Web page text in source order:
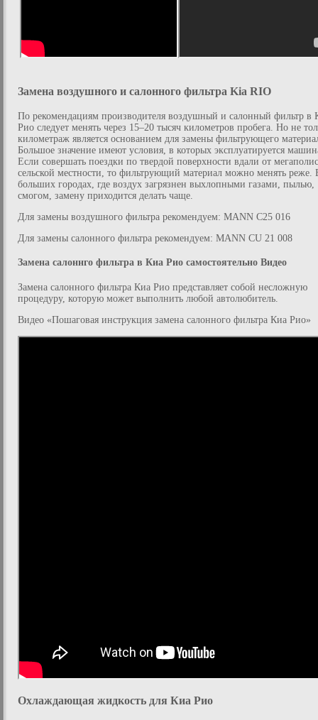
Замена воздушного и салонного фильтра Kia RIO
По рекомендациям производителя воздушный и салонный фильтр в
Рио следует менять через 15–20 тысяч километров пробега. Но не
километраж является основанием для замены фильтрующего
Большое значение имеют условия, в которых эксплуатируется
Если совершать поездки по твердой поверхности вдали от
сельской местности, то фильтрующий материал можно менять реже.
больших городах, где воздух загрязнен выхлопными газами, пылью,
смогом, замену приходится делать чаще.
Для замены воздушного фильтра рекомендуем: MANN C25 016
Для замены салонного фильтра рекомендуем: MANN CU 21 008
Замена салоннго фильтра в Киа Рио самостоятельно Видео
Замена салонного фильтра Киа Рио представляет собой несложную
процедуру, которую может выполнить любой автолюбитель.
Видео «Пошаговая инструкция замена салонного фильтра Киа Рио»
Охлаждающая жидкость для Киа Рио